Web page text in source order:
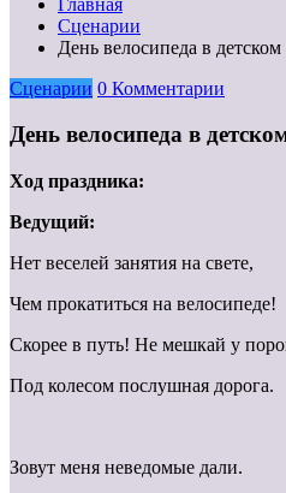
Сценарии
День велосипеда в
Сценарии 0 Комментарии
День велосипеда в
Ход праздника:
Ведущий:
Нет веселей занятия на свете,
Чем прокатиться на велосипеде!
Скорее в путь! Не мешкай у
Под колесом послушная дорога.
Зовут меня неведомые дали.